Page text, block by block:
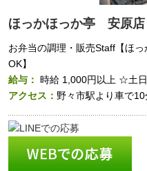
ほっかほっか亭 安原店
お弁当の調理・販売Staff【ほ
OK】
給与： 時給 1,000円以上 ☆土日
アクセス： 野々市駅より車で10